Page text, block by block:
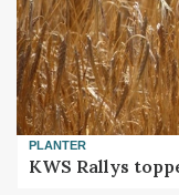
PLANTER
KWS Rallys